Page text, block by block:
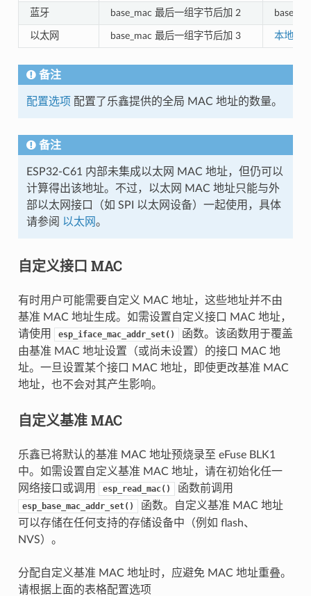
蓝牙 base_mac 最后一组字节后加 2
以太网 base_mac 最后一组字节后加 3 本地
备注
配置选项 配置了乐鑫提供的全局 MAC 地址的数量。
备注
ESP32-C61 内部未集成以太网 MAC 地址，但仍可以
计算得出该地址。不过，以太网 MAC 地址只能与外
部以太网接口（如 SPI 以太网设备）一起使用，具体
请参阅 以太网。
自定义接口 MAC
有时用户可能需要自定义 MAC 地址，这些地址并不由
基准 MAC 地址生成。如需设置自定义接口 MAC 地址，
请使用
esp_iface_mac_addr_set()
函数。该函数用于覆盖
由基准 MAC 地址设置（或尚未设置）的接口 MAC 地
址。一旦设置某个接口 MAC 地址，即使更改基准 MAC
地址，也不会对其产生影响。
自定义基准 MAC
乐鑫已将默认的基准 MAC 地址预烧录至 eFuse BLK1
中。如需设置自定义基准 MAC 地址，请在初始化任一
网络接口或调用
esp_read_mac() 函数前调用
esp_base_mac_addr_set()
函数。自定义基准 MAC 地址
可以存储在任何支持的存储设备中（例如 flash、
NVS）。
分配自定义基准 MAC 地址时，应避免 MAC 地址重叠。
请根据上面的表格配置选项